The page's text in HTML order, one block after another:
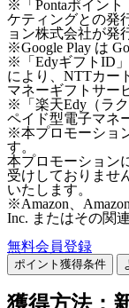
※「Pontaポイント
ケティングとの発
ョン株式会社が発
※Google Play は
※「EdyギフトID
により、NTTカー
マネーギフトサー
※「楽天Edy（ラ
ペイド型電子マネ
※本プロモーショ
す。
本プロモーション
受けしておりませ
いたします。
※Amazon、
Inc. またはその関
無料会員登録
ポイント獲得条件